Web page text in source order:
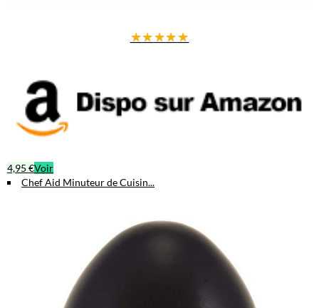
★★★★★
4,95 €Voir
Chef Aid Minuteur de Cuisin...